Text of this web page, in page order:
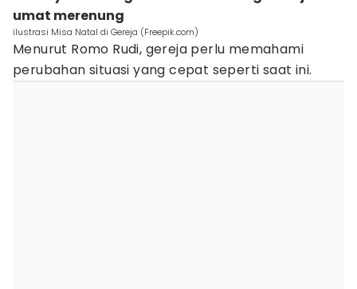
umat merenung
ilustrasi Misa Natal di Gereja (Freepik.com)
Menurut Romo Rudi, gereja perlu memahami
perubahan situasi yang cepat seperti saat ini.